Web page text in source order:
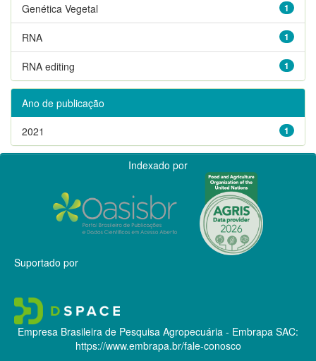
1
Genética Vegetal
1
RNA
1
RNA editing
Ano de publicação
1
2021
Indexado por
Suportado por
Empresa Brasileira de Pesquisa Agropecuária - Embrapa SAC:
https://www.embrapa.br/fale-conosco